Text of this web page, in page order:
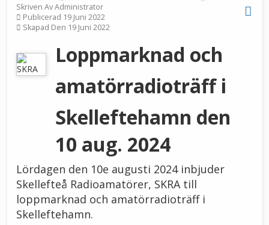
Skriven AvAdministrator
Publicerad 19 Juni 2022
Skapad Den 19 Juni 2022
Loppmarknad och
amatörradioträff i
Skelleftehamn den
10 aug. 2024
Lördagen den 10e augusti 2024 inbjuder
Skellefteå Radioamatörer, SKRA till
loppmarknad och amatörradioträff i
Skelleftehamn.